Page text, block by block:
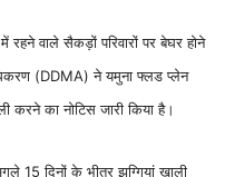
रहने वाले सैकड़ों परिवारों पर बेघर होने
(DDMA) ने यमुना फ्लड प्लेन
करने का नोटिस जारी किया है।
15 दिनों के भीतर झुग्गियां खाली